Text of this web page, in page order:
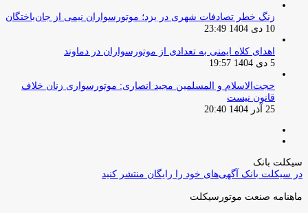
زنگ خطر تصادفات شهری در یزد؛ موتورسواران نیمی از جان‌باختگان
10 دی 1404 23:49
اهدای کلاه ایمنی به تعدادی از موتورسواران در دماوند
5 دی 1404 19:57
حجت‌الاسلام و المسلمین مجید انصاری: موتورسواری زنان خلاف
قانون نیست
25 آذر 1404 20:40
سیکلت بانک
در سیکلت بانک آگهی‌های خود را رایگان منتشر کنید
ماهنامه صنعت موتورسیکلت